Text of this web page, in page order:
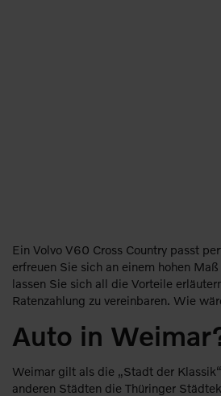
Ein Volvo V60 Cross Country passt
erfreuen Sie sich an einem hohen
lassen Sie sich all die Vorteile
Ratenzahlung zu vereinbaren. Wie
Auto in
Weimar gilt als die „Stadt der
anderen Städten die Thüringer